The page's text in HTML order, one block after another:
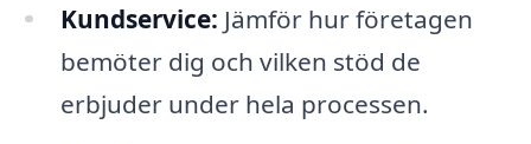
Kundservice: Jämför hur företagen
bemöter dig och vilken stöd de
erbjuder under hela processen.